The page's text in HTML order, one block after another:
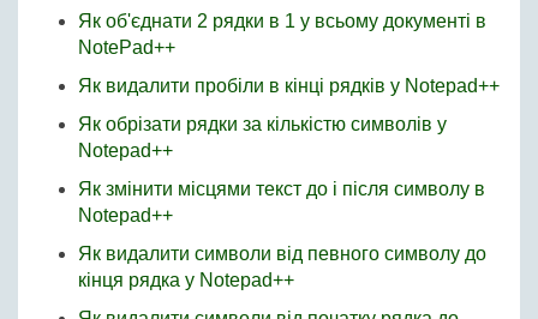
Як об'єднати 2 рядки в 1 у всьому документі в
NotePad++
Як видалити пробіли в кінці рядків у Notepad++
Як обрізати рядки за кількістю символів у
Notepad++
Як змінити місцями текст до і після символу в
Notepad++
Як видалити символи від певного символу до
кінця рядка у Notepad++